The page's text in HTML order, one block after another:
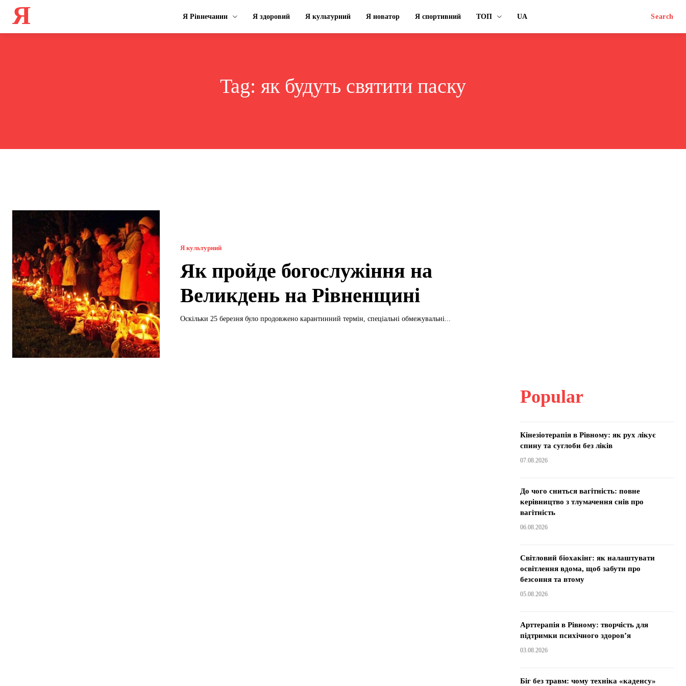
Я Я Рівнечанин Я здоровий Я культурний Я новатор Я спортивний ТОП UA Search
Tag: як будуть святити паску
Я культурний
Як пройде богослужіння на
Великдень на Рівненщині
Оскільки 25 березня було продовжено карантинний термін, спеціальні обмежувальні...
Popular
Кінезіотерапія в Рівному: як рух лікує
спину та суглоби без ліків
07.08.2026
До чого сниться вагітність: повне
керівництво з тлумачення снів про
вагітність
06.08.2026
Світловий біохакінг: як налаштувати
освітлення вдома, щоб забути про
безсоння та втому
05.08.2026
Арттерапія в Рівному: творчість для
підтримки психічного здоров’я
03.08.2026
Біг без травм: чому техніка «каденсу»